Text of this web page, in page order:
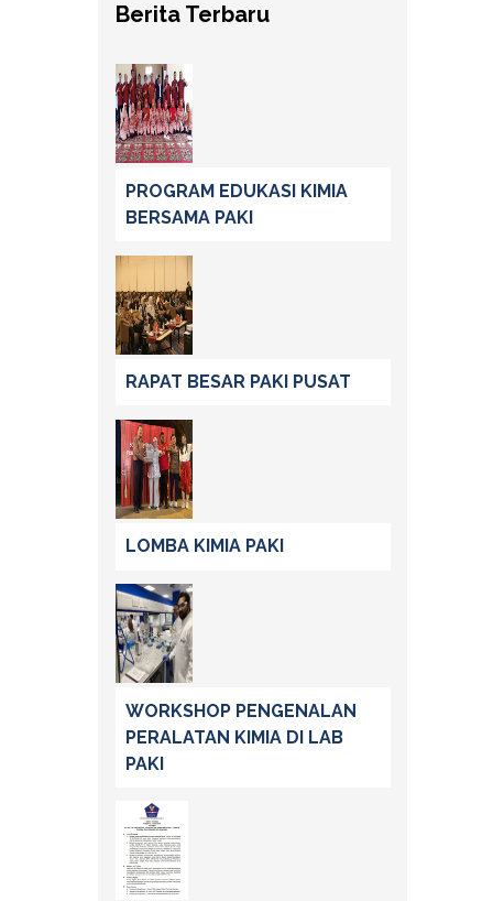
Berita Terbaru
PROGRAM EDUKASI KIMIA
BERSAMA PAKI
RAPAT BESAR PAKI PUSAT
LOMBA KIMIA PAKI
WORKSHOP PENGENALAN
PERALATAN KIMIA DI LAB
PAKI